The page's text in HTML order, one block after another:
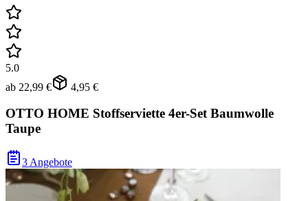
5.0
ab 22,99 € 4,95 €
OTTO HOME Stoffserviette 4er-Set Baumwolle
Taupe
3 Angebote